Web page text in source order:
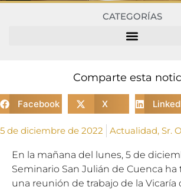
CATEGORÍAS
Comparte esta
Facebook X
5 de diciembre de 2022 Actualidad, Sr.
En la mañana del lunes, 5 de
Seminario San Julián de Cuenca
una reunión de trabajo de la Vicaría